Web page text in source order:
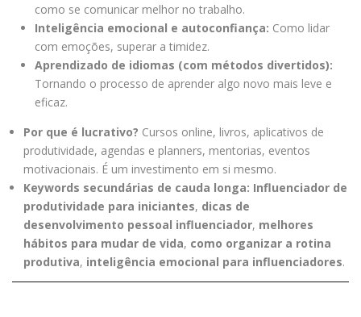
como se comunicar melhor no trabalho.
Inteligência emocional e autoconfiança: Como lidar
com emoções, superar a timidez.
Aprendizado de idiomas (com métodos divertidos):
Tornando o processo de aprender algo novo mais leve e
eficaz.
Por que é lucrativo? Cursos online, livros, aplicativos de
produtividade, agendas e planners, mentorias, eventos
motivacionais. É um investimento em si mesmo.
Keywords secundárias de cauda longa: Influenciador de
produtividade para iniciantes, dicas de
desenvolvimento pessoal influenciador, melhores
hábitos para mudar de vida, como organizar a rotina
produtiva, inteligência emocional para influenciadores.